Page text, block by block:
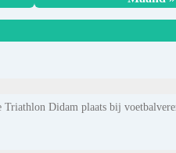
Didam plaats bij